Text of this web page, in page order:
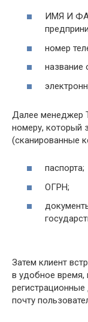
ИМЯ И
номер
название
Далее менеджер
номеру, который
(сканированные
паспорта;
ОГРН;
Затем клиент
в удобное время,
почту